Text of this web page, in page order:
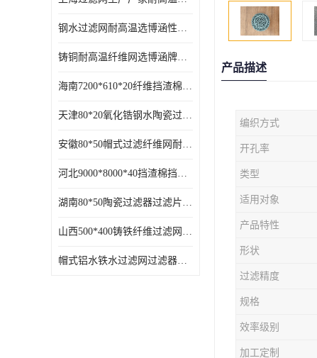
钢水过滤网耐高温选博涵性能稳定价格合适
铸铜耐高温纤维网选博涵牌质量稳定
海南7200*610*20纤维挡渣棉耐高温
天津80*20氧化锆钢水陶瓷过滤器过滤效果明显
安徽80*50帽式过滤纤维网耐高温
河北9000*8000*40挡渣棉挡渣效果好耐高温
湖南80*50陶瓷过滤器过滤片过滤网效果好耐高温
山西500*400铸铁纤维过滤网方形网圆形网
帽式铝水铁水过滤网过滤器耐高温
产品描述
编织方式
开孔率
类型
适用对象
产品特性
形状
过滤精度
规格
效率级别
加工定制